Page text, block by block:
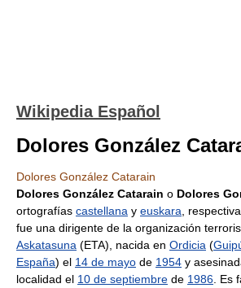
Wikipedia Español
Dolores González
Dolores González Catarain
Dolores González Catarain o Dolores
ortografías castellana y euskara ,
fue una dirigente de la organización
Askatasuna (ETA), nacida en Ordicia (
España) el 14 de mayo de 1954 y
localidad el 10 de septiembre de 1986 .